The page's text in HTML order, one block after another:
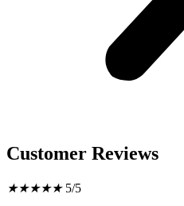
Customer Reviews
★★★★★ 5/5